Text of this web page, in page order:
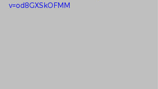
v=od8GXSkOFMM